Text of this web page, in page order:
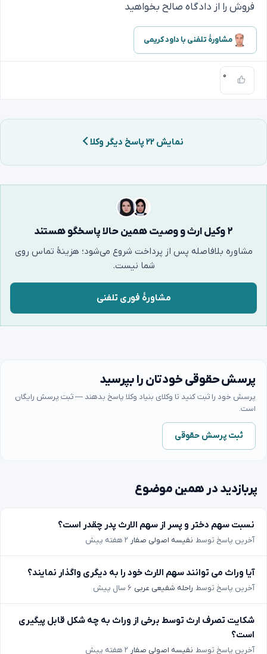
فروش را از دادگاه صالح بخواهید
مشاورهٔ تلفنی با داود کریمی
۰
نمایش ۲۲ پاسخ دیگر وکلا
۲ وکیل ارث و وصیت همین حالا پاسخگو هستند
مشاوره بلافاصله پس از پرداخت شروع می‌شود؛ هزینهٔ تماس روی
شما نیست.
مشاورهٔ فوری تلفنی
پرسش حقوقی خودتان را بپرسید
پرسش خود را ثبت کنید تا وکلای بنیاد وکلا پاسخ بدهند — ثبت پرسش رایگان
است.
ثبت پرسش حقوقی
پربازدید در همین موضوع
نسبت سهم دختر و پسر از سهم الارث پدر چقدر است؟
آخرین پاسخ توسط نفیسه اصولی صفار ۲ هفته پیش
آیا وراث می توانند سهم الارث خود را به دیگری واگذار نمایند؟
آخرین پاسخ توسط راحله شفیعی عربی ۶ سال پیش
شکایت تصرف ارث توسط برخی از وراث به چه شکل قابل پیگیری
است؟
آخرین پاسخ توسط نفیسه اصولی صفار ۲ هفته پیش